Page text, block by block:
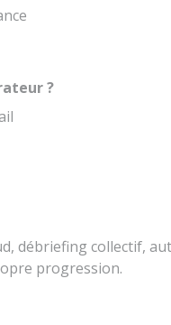
?
débriefing collectif,
progression.